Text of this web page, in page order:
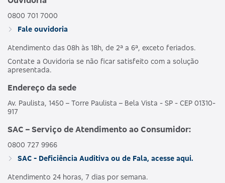
0800 701 7000
Fale ouvidoria
Atendimento das 08h às 18h, de 2ª a 6ª, exceto feriados.
Contate a Ouvidoria se não ficar satisfeito com a solução
apresentada.
Endereço da sede
Av. Paulista, 1450 – Torre Paulista – Bela Vista - SP - CEP 01310-
917
SAC – Serviço de Atendimento ao Consumidor:
0800 727 9966
SAC - Deficiência Auditiva ou de Fala, acesse aqui.
Atendimento 24 horas, 7 dias por semana.